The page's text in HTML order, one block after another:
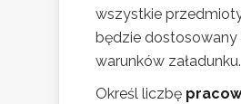
wszystkie
będzie dostosowany
warunków załadunku.
Określ liczbę